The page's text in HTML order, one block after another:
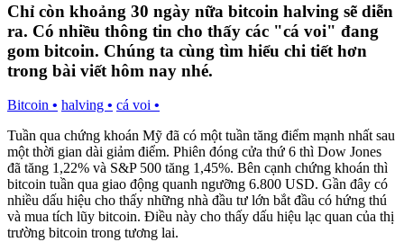
Chỉ còn khoảng 30 ngày nữa bitcoin halving sẽ diễn
ra. Có nhiều thông tin cho thấy các "cá voi" đang
gom bitcoin. Chúng ta cùng tìm hiểu chi tiết hơn
trong bài viết hôm nay nhé.
Bitcoin • halving • cá voi •
Tuần qua chứng khoán Mỹ đã có một tuần tăng điểm mạnh nhất sau
một thời gian dài giảm điểm. Phiên đóng cửa thứ 6 thì Dow Jones
đã tăng 1,22% và S&P 500 tăng 1,45%. Bên cạnh chứng khoán thì
bitcoin tuần qua giao động quanh ngưỡng 6.800 USD. Gần đây có
nhiều dấu hiệu cho thấy những nhà đầu tư lớn bắt đầu có hứng thú
và mua tích lũy bitcoin. Điều này cho thấy dấu hiệu lạc quan của thị
trường bitcoin trong tương lai.